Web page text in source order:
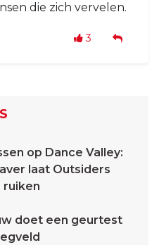
die zich vervelen.
3
op Dance Valley:
laat Outsiders
ruiken
doet een geurtest